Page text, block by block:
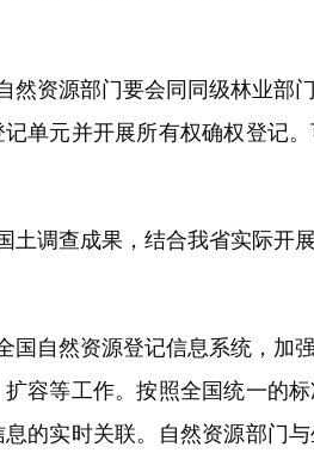
资源部门要会同同级林业部
单元并开展所有权确权登记
调查成果，结合我省实际开
自然资源登记信息系统，加
容等工作。按照全国统一的
的实时关联。自然资源部门